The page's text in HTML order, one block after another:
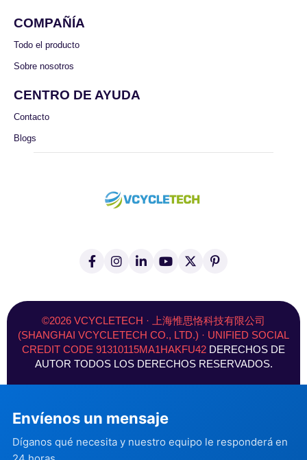
COMPAÑÍA
Todo el producto
Sobre nosotros
CENTRO DE AYUDA
Contacto
Blogs
f
a
b
o
o
k
-
f
I
n
a
g
r
a
m
i
e
d
I
n
Y
o
u
b
e
X
(
i
t
t
e
r
)
P
i
e
r
e
s
t
©2026 VCYCLETECH · 上海惟思恪科技有限公司
(SHANGHAI VCYCLETECH CO., LTD.) · UNIFIED SOCIAL
CREDIT CODE 91310115MA1HAKFU42 DERECHOS DE
AUTOR TODOS LOS DERECHOS RESERVADOS.
Envíenos un mensaje
Díganos qué necesita y nuestro equipo le responderá en